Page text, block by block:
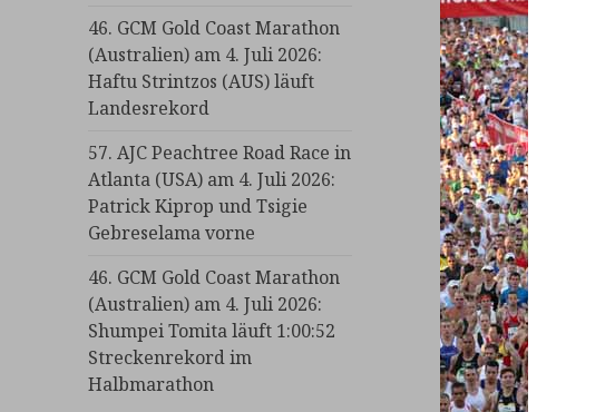
46. GCM Gold Coast Marathon
(Australien) am 4. Juli 2026:
Haftu Strintzos (AUS) läuft
Landesrekord
57. AJC Peachtree Road Race in
Atlanta (USA) am 4. Juli 2026:
Patrick Kiprop und Tsigie
Gebreselama vorne
46. GCM Gold Coast Marathon
(Australien) am 4. Juli 2026:
Shumpei Tomita läuft 1:00:52
Streckenrekord im
Halbmarathon